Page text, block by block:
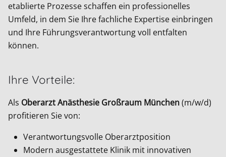
etablierte Prozesse schaffen ein professionelles
Umfeld, in dem Sie Ihre fachliche Expertise einbringen
und Ihre Führungsverantwortung voll entfalten
können.
Ihre Vorteile:
Als Oberarzt Anästhesie Großraum München(m/w/d)
profitieren Sie von:
Verantwortungsvolle Oberarztposition
Modern ausgestattete Klinik mit innovativen